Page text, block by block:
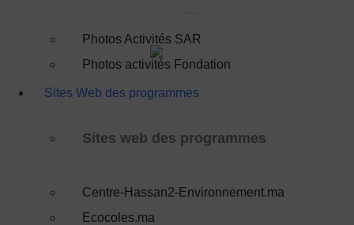
Photos Activités SAR
Photos activités Fondation
Sites Web des programmes
Sites web des programmes
Centre-Hassan2-Environnement.ma
Ecocoles.ma